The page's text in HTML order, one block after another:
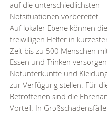
auf die unterschiedlichsten
Notsituationen vorbereitet.
Auf lokaler Ebene können die
freiwilligen Helfer in
Zeit bis zu 500 Menschen
Essen und Trinken versorgen,
Notunterkünfte und
zur Verfügung stellen. Für
Betroffenen sind die
Vorteil: In